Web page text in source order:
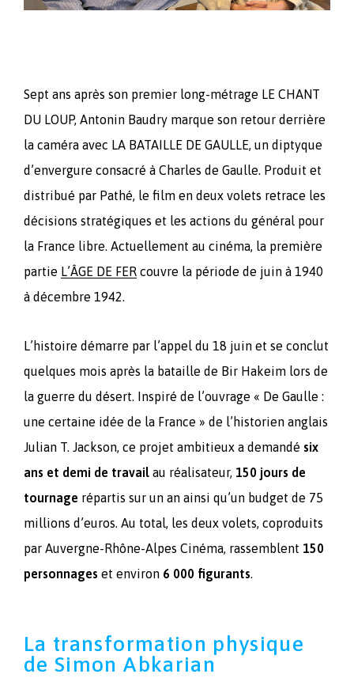
Sept ans après son premier long-métrage LE CHANT
DU LOUP, Antonin Baudry marque son retour derrière
la caméra avec LA BATAILLE DE GAULLE, un diptyque
d’envergure consacré à Charles de Gaulle. Produit et
distribué par Pathé, le film en deux volets retrace les
décisions stratégiques et les actions du général pour
la France libre. Actuellement au cinéma, la première
partie L’ÂGE DE FER couvre la période de juin à 1940
à décembre 1942.
L’histoire démarre par l’appel du 18 juin et se conclut
quelques mois après la bataille de Bir Hakeim lors de
la guerre du désert. Inspiré de l’ouvrage « De Gaulle :
une certaine idée de la France » de l’historien anglais
Julian T. Jackson, ce projet ambitieux a demandé six
ans et demi de travail au réalisateur, 150 jours de
tournage répartis sur un an ainsi qu’un budget de 75
millions d’euros. Au total, les deux volets, coproduits
par Auvergne-Rhône-Alpes Cinéma, rassemblent 150
personnages et environ 6 000 figurants.
La transformation physique
de Simon Abkarian